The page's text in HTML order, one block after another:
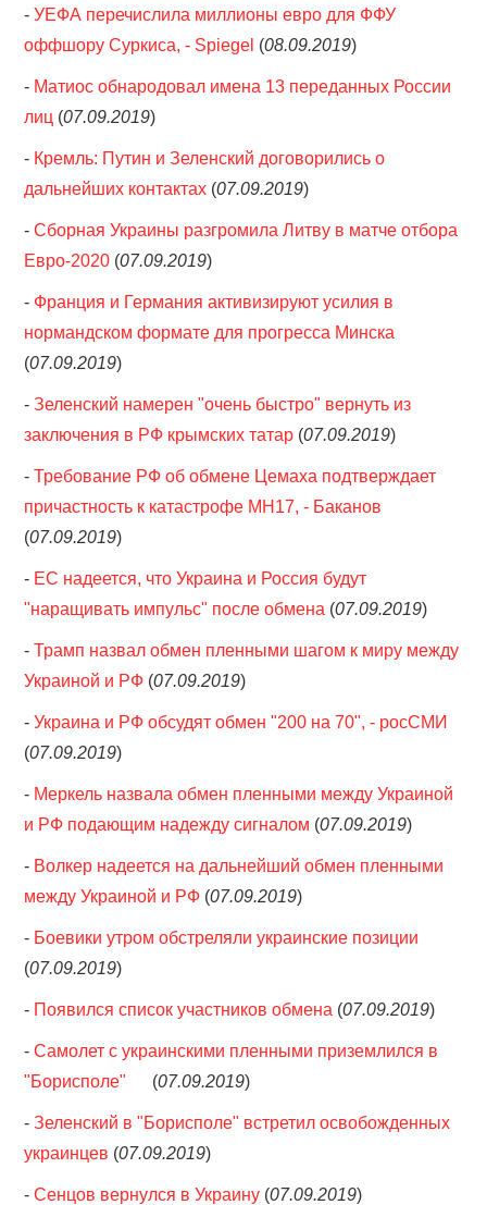
-УЕФА перечислила миллионы евро для ФФУ
оффшору Суркиса, - Spiegel (08.09.2019)
- Матиос обнародовал имена 13 переданных России
лиц (07.09.2019)
- Кремль: Путин и Зеленский договорились о
дальнейших контактах (07.09.2019)
-Сборная Украины разгромила Литву в матче отбора
Евро-2020 (07.09.2019)
- Франция и Германия активизируют усилия в
нормандском формате для прогресса Минска
(07.09.2019)
-Зеленский намерен "очень быстро" вернуть из
заключения в РФ крымских татар (07.09.2019)
-Требование РФ об обмене Цемаха подтверждает
причастность к катастрофе MH17, - Баканов
(07.09.2019)
- ЕС надеется, что Украина и Россия будут
"наращивать импульс" после обмена (07.09.2019)
-Трамп назвал обмен пленными шагом к миру между
Украиной и РФ (07.09.2019)
-Украина и РФ обсудят обмен "200 на 70", - росСМИ
(07.09.2019)
- Меркель назвала обмен пленными между Украиной
и РФ подающим надежду сигналом (07.09.2019)
- Волкер надеется на дальнейший обмен пленными
между Украиной и РФ (07.09.2019)
- Боевики утром обстреляли украинские позиции
(07.09.2019)
- Появился список участников обмена (07.09.2019)
-Самолет с украинскими пленными приземлился в
"Борисполе"
(07.09.2019)
-Зеленский в "Борисполе" встретил освобожденных
украинцев (07.09.2019)
-Сенцов вернулся в Украину (07.09.2019)